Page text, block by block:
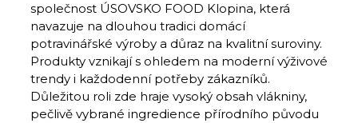
společnost ÚSOVSKO FOOD Klopina, která
navazuje na dlouhou tradici domácí
potravinářské výroby a důraz na kvalitní suroviny.
Produkty vznikají s ohledem na moderní výživové
trendy i každodenní potřeby zákazníků.
Důležitou roli zde hraje vysoký obsah vlákniny,
pečlivě vybrané ingredience přírodního původu